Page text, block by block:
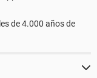
de 4.000 años de